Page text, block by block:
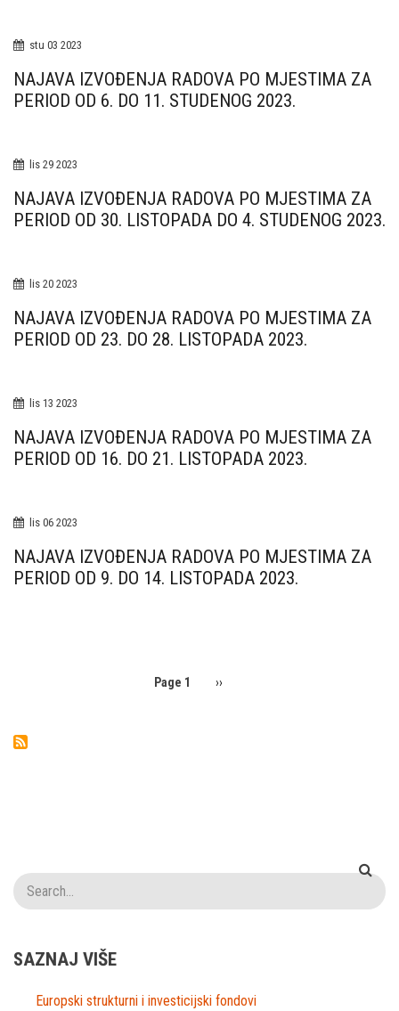
stu 03 2023
NAJAVA IZVOĐENJA RADOVA PO MJESTIMA ZA
PERIOD OD 6. DO 11. STUDENOG 2023.
lis 29 2023
NAJAVA IZVOĐENJA RADOVA PO MJESTIMA ZA
PERIOD OD 30. LISTOPADA DO 4. STUDENOG 2023.
lis 20 2023
NAJAVA IZVOĐENJA RADOVA PO MJESTIMA ZA
PERIOD OD 23. DO 28. LISTOPADA 2023.
lis 13 2023
NAJAVA IZVOĐENJA RADOVA PO MJESTIMA ZA
PERIOD OD 16. DO 21. LISTOPADA 2023.
lis 06 2023
NAJAVA IZVOĐENJA RADOVA PO MJESTIMA ZA
PERIOD OD 9. DO 14. LISTOPADA 2023.
Page 1
Next
››
SAZNAJ VIŠE
Europski strukturni i investicijski fondovi